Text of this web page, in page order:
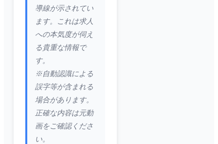
導線が示されてい
ます。これは求人
への本気度が伺え
る貴重な情報で
す。
※自動認識による
誤字等が含まれる
場合があります。
正確な内容は元動
画をご確認くださ
い。